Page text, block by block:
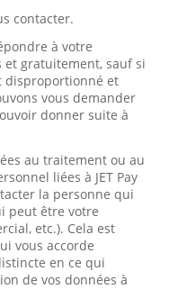
contacter.
à votre
gratuitement, sauf si
disproportionné et
vous demander
donner suite à
au traitement ou au
liées à JET Pay
la personne qui
peut être votre
etc.). Cela est
vous accorde
en ce qui
de vos données à